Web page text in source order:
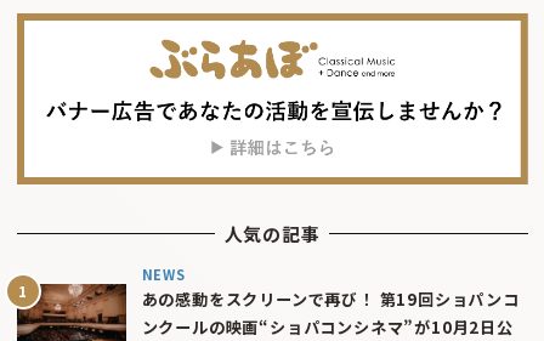
人気の記事
NEWS
あの感動をスクリーンで再び！ 第19回ショパンコ
ンクールの映画“ショパコンシネマ”が10月2日公